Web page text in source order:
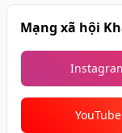
Mạng xã hội
YouTube